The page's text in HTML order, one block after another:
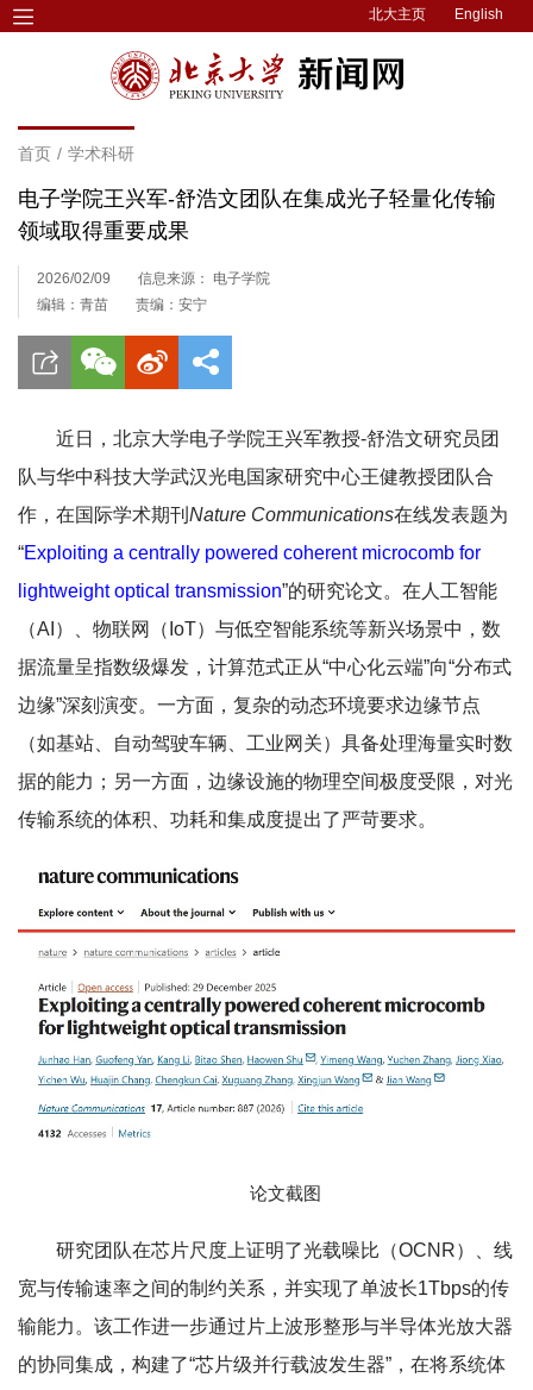
北大主页 English
首页 / 学术科研
电子学院王兴军-舒浩文团队在集成光子轻量化传输
领域取得重要成果
2026/02/09
信息来源： 电子学院
编辑：青苗
责编：安宁
近日，北京大学电子学院王兴军教授-舒浩文研究员团
队与华中科技大学武汉光电国家研究中心王健教授团队合
作，在国际学术期刊 Nature Communications在线发表题为
“Exploiting a centrally powered coherent microcomb for
lightweight optical transmission”的研究论文。在人工智能
（AI）、物联网（IoT）与低空智能系统等新兴场景中，数
据流量呈指数级爆发，计算范式正从“中心化云端”向“分布式
边缘”深刻演变。一方面，复杂的动态环境要求边缘节点
（如基站、自动驾驶车辆、工业网关）具备处理海量实时数
据的能力；另一方面，边缘设施的物理空间极度受限，对光
传输系统的体积、功耗和集成度提出了严苛要求。
论文截图
研究团队在芯片尺度上证明了光载噪比（OCNR）、线
宽与传输速率之间的制约关系，并实现了单波长1Tbps的传
输能力。该工作进一步通过片上波形整形与半导体光放大器
的协同集成，构建了“芯片级并行载波发生器”，在将系统体